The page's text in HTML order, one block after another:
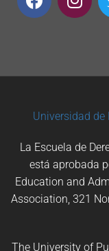
Universidad de
La Escuela de
está aprobada
Education and
Association, 321
The University of